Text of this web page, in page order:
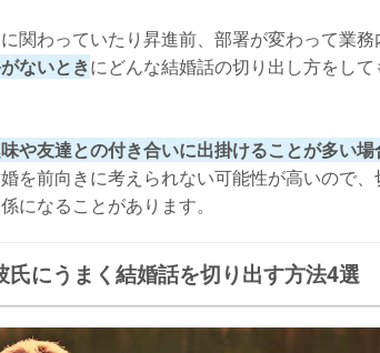
関わっていたり昇進前、部署が変わって業務
ないときにどんな結婚話の切り出し方をし
や友達との付き合いに出掛けることが多い
を前向きに考えられない可能性が高いので
になることがあります。
氏にうまく結婚話を切り出す方法4選